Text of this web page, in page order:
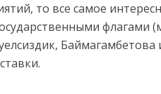
то все самое
флагами
Баймагамбетова